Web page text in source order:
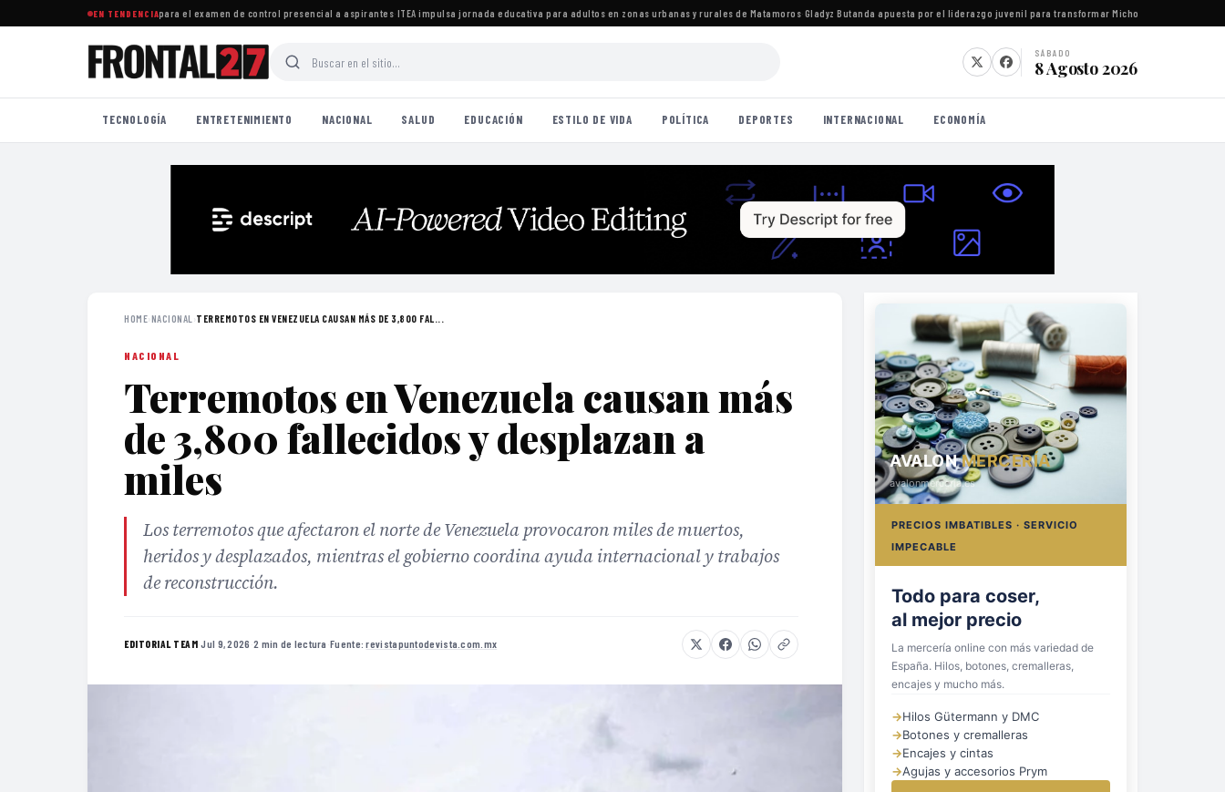
EN TENDENCIA
sedes, fechas y horarios para el examen de control presencial a aspirantes·ITEA impulsa jornada educativa para adultos en zonas urbanas y rurales de Matamoros·Gladyz Butanda apuesta por el liderazgo juvenil para transformar Michoacán
SÁBADO
8 Agosto 2026
TECNOLOGÍA ENTRETENIMIENTO NACIONAL SALUD EDUCACIÓN ESTILO DE VIDA POLÍTICA DEPORTES INTERNACIONAL ECONOMÍA
HOME›NACIONAL ›TERREMOTOS EN VENEZUELA CAUSAN MÁS DE 3,800 FAL...
NACIONAL
Terremotos en Venezuela causan más
de 3,800 fallecidos y desplazan a
miles
Los terremotos que afectaron el norte de Venezuela provocaron miles de muertos,
heridos y desplazados, mientras el gobierno coordina ayuda internacional y trabajos
de reconstrucción.
EDITORIAL TEAM·Jul 9, 2026 ·2 min de lectura ·Fuente:revistapuntodevista.com.mx
AVALONMERCERÍA
avalonmerceria.es
PRECIOS IMBATIBLES · SERVICIO
IMPECABLE
Hilos, botones
y cremalleras
La mercería online con más variedad de
España. Hilos, botones, cremalleras,
encajes y mucho más.
→Hilos Gütermann y DMC
→Botones y cremalleras
→Encajes y cintas
→Agujas y accesorios Prym